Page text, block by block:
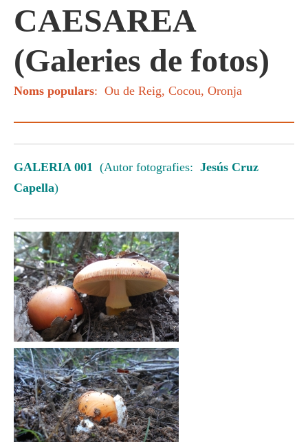
CAESAREA
(Galeries de fotos)
Noms populars: Ou de Reig, Cocou, Oronja
GALERIA 001 (Autor fotografies: Jesús Cruz
Capella)